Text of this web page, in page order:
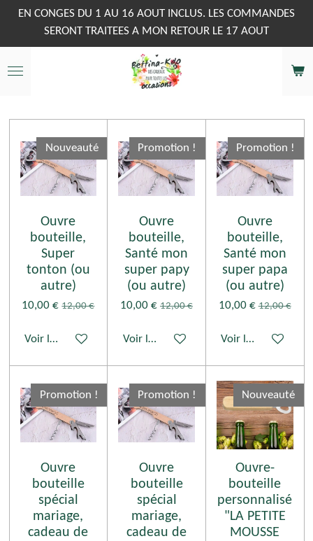
Passer
contenu
principal
EN CONGES DU 1 AU 16 AOUT INCLUS. LES COMMANDES
SERONT TRAITEES A MON RETOUR LE 17 AOUT
Nouveauté
Ouvre
bouteille,
Super
tonton (ou
autre)
10,00 € 12,00 €
Voir les détails
Promotion !
Ouvre
bouteille,
Santé mon
super papy
(ou autre)
10,00 € 12,00 €
Voir les détails
Promotion !
Ouvre
bouteille,
Santé mon
super papa
(ou autre)
10,00 € 12,00 €
Voir les détails
Promotion !
Ouvre
bouteille
spécial
mariage,
cadeau de
Promotion !
Ouvre
bouteille
spécial
mariage,
cadeau de
Nouveauté
Ouvre-
bouteille
personnalisé
"LA PETITE
MOUSSE